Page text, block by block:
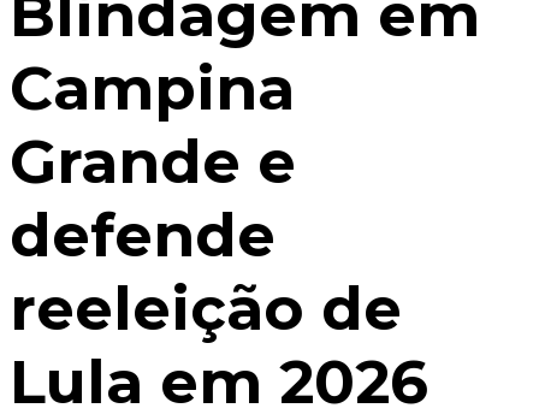
Campina
Grande e
defende
reeleição de
Lula em 2026